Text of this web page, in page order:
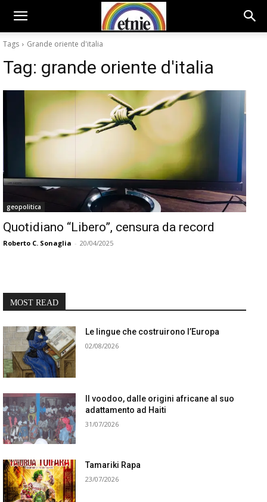
Tags Grande oriente d'italia
Tag: grande oriente d'italia
geopolitica
Quotidiano “Libero”, censura da record
Roberto C. Sonaglia - 20/04/2025
MOST READ
Le lingue che costruirono l’Europa
02/08/2026
Il voodoo, dalle origini africane al suo
adattamento ad Haiti
31/07/2026
Tamariki Rapa
23/07/2026